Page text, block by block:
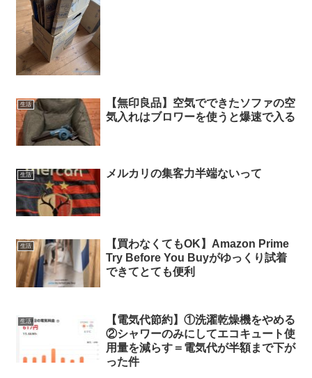
生活
【無印良品】空気でできたソファの空
気入れはブロワーを使うと爆速で入る
生活 メルカリの集客力半端ないって
生活
【買わなくてもOK】Amazon Prime
Try Before You Buyがゆっくり試着
できてとても便利
生活
【電気代節約】①洗濯乾燥機をやめる
②シャワーのみにしてエコキュート使
用量を減らす＝電気代が半額まで下が
った件